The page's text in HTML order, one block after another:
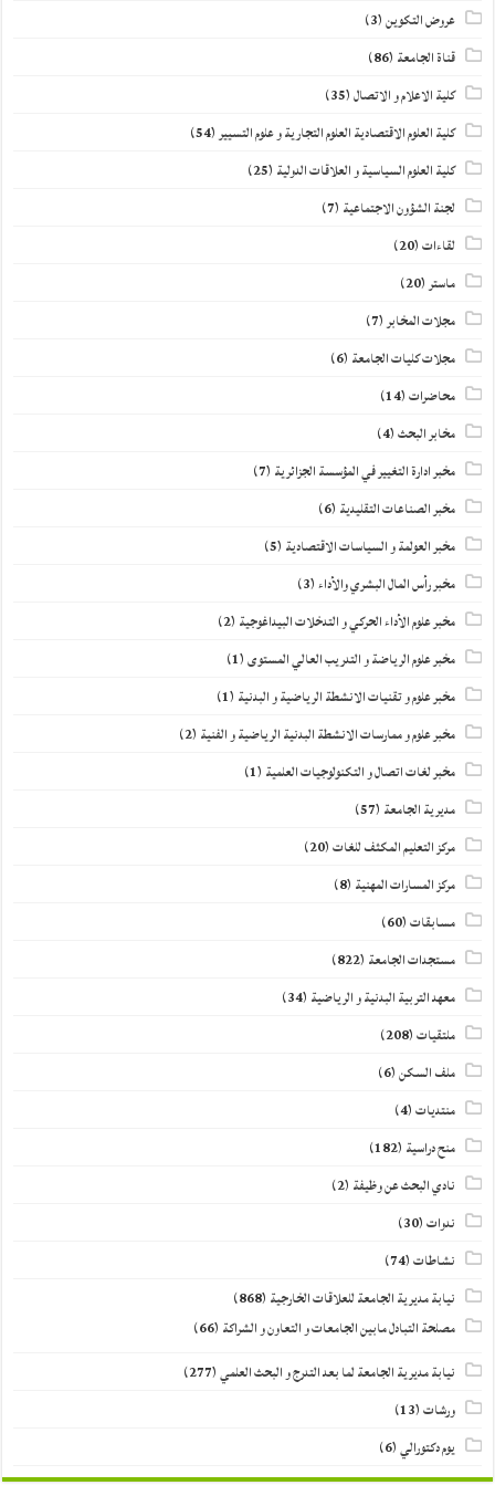
عروض التكوين(3)
قناة الجامعة (86)
كلية الاعلام و الاتصال(35)
كلية العلوم الاقتصادية العلوم التجارية و علوم التسيير(54)
كلية العلوم السياسية و العلاقات الدولية (25)
لجنة الشؤون الاجتماعية (7)
لقاءات(20)
ماستر(20)
مجلات المخابر(7)
مجلات كليات الجامعة (6)
محاضرات(14)
مخابر البحث(4)
مخبر ادارة التغيير في المؤسسة الجزائرية (7)
مخبر الصناعات التقليدية (6)
مخبر العولمة و السياسات الاقتصادية (5)
مخبر رأس المال البشري والأداء(3)
مخبر علوم الأداء الحركي و التدخلات البيداغوجية (2)
مخبر علوم الرياضة و التدريب العالي المستوى(1)
مخبر علوم و تقنيات الانشطة الرياضية و البدنية (1)
مخبر علوم و ممارسات الانشطة البدنية الرياضية و الفنية (2)
مخبر لغات اتصال و التكنولوجيات العلمية (1)
مديرية الجامعة (57)
مركز التعليم المكثف للغات(20)
مركز المسارات المهنية (8)
مسابقات(60)
مستجدات الجامعة (822)
معهد التربية البدنية و الرياضية (34)
ملتقيات(208)
ملف السكن(6)
منتديات(4)
منح دراسية (182)
نادي البحث عن وظيفة (2)
ندوات(30)
نشاطات(74)
نيابة مديرية الجامعة للعلاقات الخارجية (868)
مصلحة التبادل مابين الجامعات و التعاون و الشراكة (66)
نيابة مديرية الجامعة لما بعد التدرج و البحث العلمي(277)
ورشات(13)
يوم دكتورالي(6)